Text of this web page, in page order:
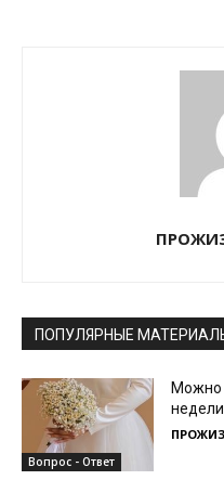
ПОПУЛЯРНЫЕ
Вопрос - Ответ
Можно